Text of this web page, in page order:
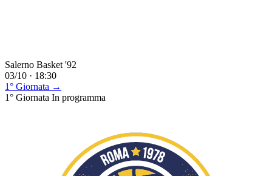
Salerno Basket '92
03/10 · 18:30
1° Giornata →
1° Giornata In programma